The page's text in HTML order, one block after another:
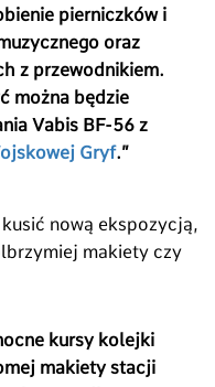
pierniczków i
oraz
z przewodnikiem.
można będzie
Vabis BF-56 z
Gryf.”
nową ekspozycją,
makiety czy
kursy kolejki
makiety stacji